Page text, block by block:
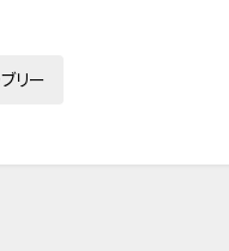
リー